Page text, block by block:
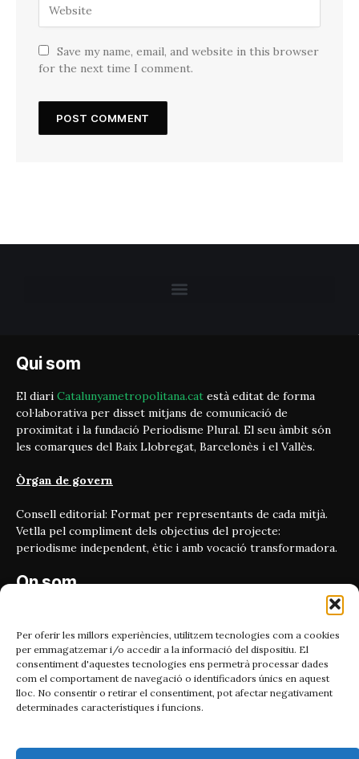
Per oferir les millors experiències, utilitzem tecnologies com a cookies
per emmagatzemar i/o accedir a la informació del dispositiu. El
consentiment d'aquestes tecnologies ens permetrà processar dades
com el comportament de navegació o identificadors únics en aquest
lloc. No consentir o retirar el consentiment, pot afectar negativament
determinades característiques i funcions.
Save my name, email, and website in this browser
for the next time I comment.
Qui som
El diari Catalunyametropolitana.cat està editat de forma
col·laborativa per disset mitjans de comunicació de
proximitat i la fundació Periodisme Plural. El seu àmbit són
les comarques del Baix Llobregat, Barcelonès i el Vallès.
Òrgan de govern
Consell editorial: Format per representants de cada mitjà.
Vetlla pel compliment dels objectius del projecte:
periodisme independent, ètic i amb vocació transformadora.
On som
08010, Barcelona
Contacta'ns
Email:
catmet@periodismeplural.cat
Telèfon: